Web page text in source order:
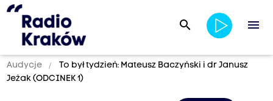
search menu
Audycje
To był tydzień: Mateusz Baczyński i dr Janusz
Jeżak (ODCINEK 1)